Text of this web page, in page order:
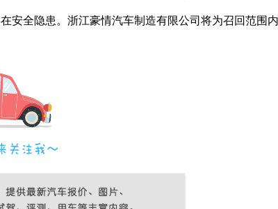
全隐患。浙江豪情汽车制造有限公司将为召回范围